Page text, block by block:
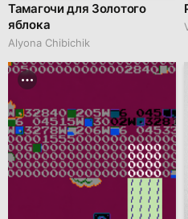
Тамагочи для Золотого
яблока
Alyona Chibichik